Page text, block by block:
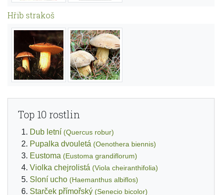
Hřib strakoš
Top 10 rostlin
Dub letní (Quercus robur)
Pupalka dvouletá (Oenothera biennis)
Eustoma (Eustoma grandiflorum)
Violka chejrolistá (Viola cheiranthifolia)
Sloní ucho (Haemanthus albiflos)
Starček přímořský (Senecio bicolor)